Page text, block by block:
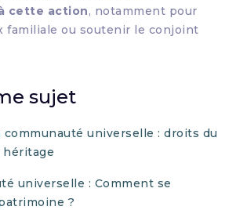
cette action, notamment pour
familiale ou soutenir le conjoint
sujet
communauté universelle : droits du
universelle : Comment se
?